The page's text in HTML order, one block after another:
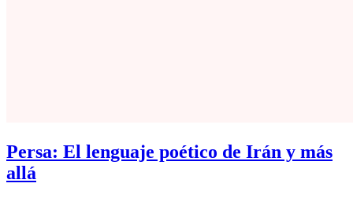
Persa: El lenguaje poético de Irán y más
allá